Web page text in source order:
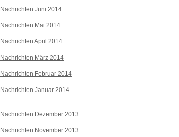
Nachrichten Juni 2014
Nachrichten Mai 2014
Nachrichten April 2014
Nachrichten März 2014
Nachrichten Februar 2014
Nachrichten Januar 2014
Nachrichten Dezember 2013
Nachrichten November 2013